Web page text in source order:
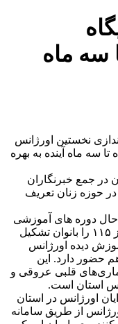
سه ماه
نخستین اورژانس
تا سه ماه آینده به بهره
در جمع خبرنگاران
حوزه زنان تعریف
حال دوره های آموزشی
هستند ادامه داد: ۷۰ درصد اپراتورهای مرکز ۱۱۵ را بانوان تشکیل
دیده اورژانس
حضور دارد. این
قلبی عروقی و
استان است.
اورژانس در استان
از طریق سامانه